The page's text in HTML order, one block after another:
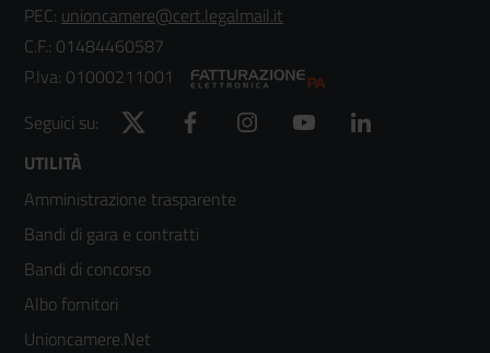
PEC: unioncamere@cert.legalmail.it
C.F.: 01484460587
P.Iva: 01000211001
Seguici su:
Twitter Facebook Instagram YouTube
Footer
menù
colonna
2
UTILITÀ
Amministrazione trasparente
Bandi di gara e contratti
Bandi di concorso
Albo fornitori
Unioncamere.Net